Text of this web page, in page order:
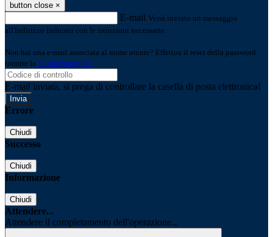
button close ×
E-mail Verrà inviato un messaggio
all'indirizzo indicato con le istruzioni necessarie.
Non hai una e-mail associata al nome utente? Effettua il reset della password
tramite la Login Spaggiari
E-mail inviata, si prega di controllare la casella di posta elettronica!
Errore
Chiudi
Successo
Chiudi
Informazione
Chiudi
Attendere...
Attendere il completamento dell'operazione...